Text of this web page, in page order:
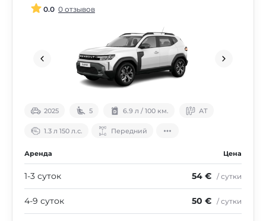
0.0 0 отзывов
2025 5 6.9 л / 100 км. АТ
1.3 л 150 л.с. Передний
Аренда Цена
1-3 суток 54 € / сутки
4-9 суток 50 € / сутки